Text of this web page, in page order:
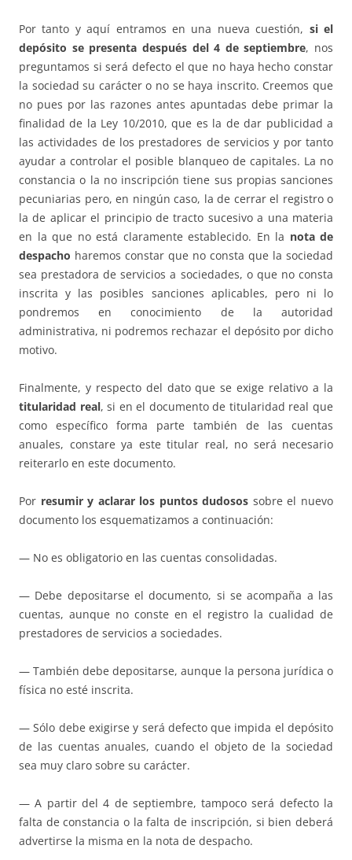
Por tanto y aquí entramos en una nueva cuestión, si el
depósito se presenta después del 4 de septiembre, nos
preguntamos si será defecto el que no haya hecho constar
la sociedad su carácter o no se haya inscrito. Creemos que
no pues por las razones antes apuntadas debe primar la
finalidad de la Ley 10/2010, que es la de dar publicidad a
las actividades de los prestadores de servicios y por tanto
ayudar a controlar el posible blanqueo de capitales. La no
constancia o la no inscripción tiene sus propias sanciones
pecuniarias pero, en ningún caso, la de cerrar el registro o
la de aplicar el principio de tracto sucesivo a una materia
en la que no está claramente establecido. En la nota de
despacho haremos constar que no consta que la sociedad
sea prestadora de servicios a sociedades, o que no consta
inscrita y las posibles sanciones aplicables, pero ni lo
pondremos en conocimiento de la autoridad
administrativa, ni podremos rechazar el depósito por dicho
motivo.
Finalmente, y respecto del dato que se exige relativo a la
titularidad real, si en el documento de titularidad real que
como específico forma parte también de las cuentas
anuales, constare ya este titular real, no será necesario
reiterarlo en este documento.
Por resumir y aclarar los puntos dudosos sobre el nuevo
documento los esquematizamos a continuación:
— No es obligatorio en las cuentas consolidadas.
— Debe depositarse el documento, si se acompaña a las
cuentas, aunque no conste en el registro la cualidad de
prestadores de servicios a sociedades.
— También debe depositarse, aunque la persona jurídica o
física no esté inscrita.
— Sólo debe exigirse y será defecto que impida el depósito
de las cuentas anuales, cuando el objeto de la sociedad
sea muy claro sobre su carácter.
— A partir del 4 de septiembre, tampoco será defecto la
falta de constancia o la falta de inscripción, si bien deberá
advertirse la misma en la nota de despacho.